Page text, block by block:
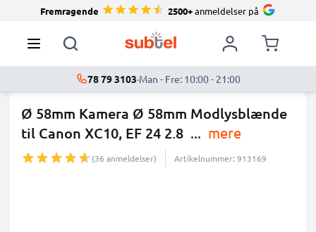
Fremragende 2500+anmeldelser på
78 79 3103·Man - Fre: 10:00 - 21:00
Ø 58mm Kamera Ø 58mm Modlysblænde
til Canon XC10, EF 24 2.8 ... mere
(36 anmeldelser) Artikelnummer: 913169